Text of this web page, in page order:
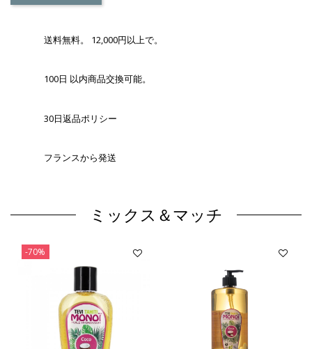
送料無料。 12,000円以上で。
100日 以内商品交換可能。
30日返品ポリシー
フランスから発送
ミックス＆マッチ
-70%